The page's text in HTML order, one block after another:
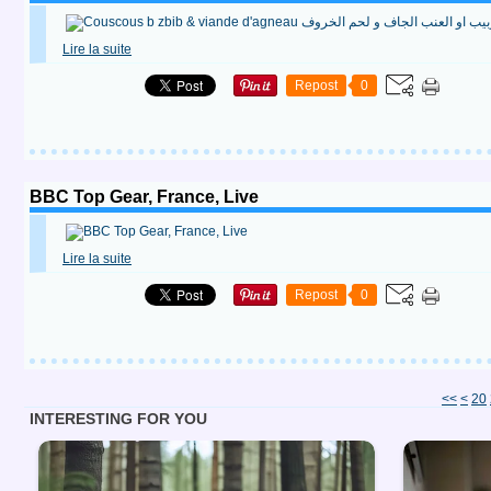
Lire la suite
Repost 0
BBC Top Gear, France, Live
Lire la suite
Repost 0
<< < 10
20